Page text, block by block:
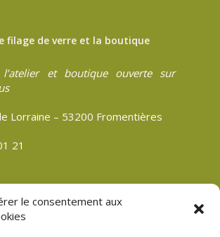
le consentement aux
filage de verre et la boutique
et boutique ouverte sur
Lorraine – 53200 Fromentières
21